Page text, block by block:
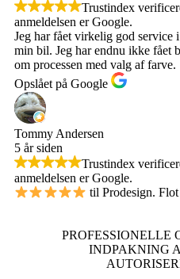
Trustindex
anmeldelsen er Google.
Jeg har fået virkelig god
min bil. Jeg har endnu ikke fået
om processen med valg af farve.
Opslået på Google
Tommy Andersen
5 år siden
Trustindex
anmeldelsen er Google.
til Prodesign. Flot
PROFESSIONELLE
INDPAKNING